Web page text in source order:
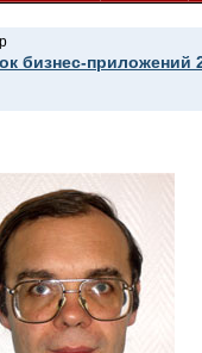
бизнес-приложений